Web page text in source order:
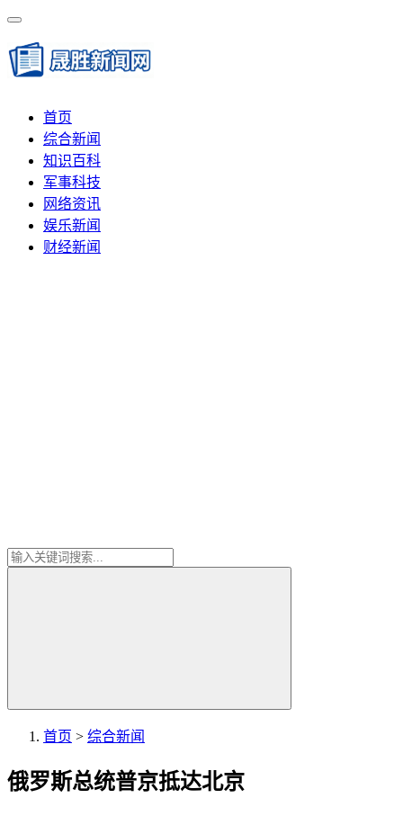
首页
综合新闻
知识百科
军事科技
网络资讯
娱乐新闻
财经新闻
首页 > 综合新闻
俄罗斯总统普京抵达北京